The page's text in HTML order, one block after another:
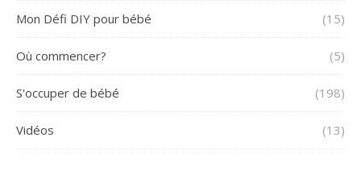
Mon Défi DIY pour bébé (15)
Où commencer? (5)
S'occuper de bébé (198)
Vidéos (13)